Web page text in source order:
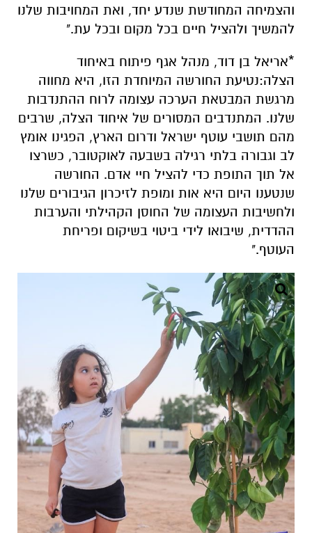
והצמיחה המחודשת שנדע יחד, ואת המחויבות שלנו
להמשיך ולהציל חיים בכל מקום ובכל עת."
*אריאל בן דוד, מנהל אגף פיתוח באיחוד
הצלה:נטיעת החורשה המיוחדת הזו, היא מחווה
מרגשת המבטאת הערכה עצומה לרוח ההתנדבות
שלנו. המתנדבים המסורים של איחוד הצלה, שרבים
מהם תושבי עוטף ישראל ודרום הארץ, הפגינו אומץ
לב וגבורה בלתי רגילה בשבעה לאוקטובר, כשרצו
אל תוך התופת כדי להציל חיי אדם. החורשה
שנטענו היום היא אות ומופת לזיכרון הגיבורים שלנו
ולחשיבות העצומה של החוסן הקהילתי והערבות
ההדדית, שיבואו לידי ביטוי בשיקום ופריחת
העוטף."